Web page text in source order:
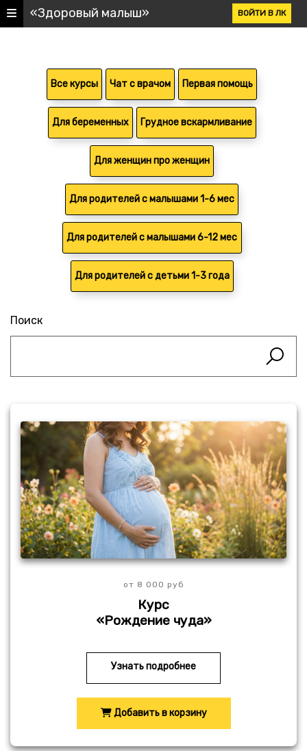
«Здоровый малыш» ВОЙТИ В ЛК
Все курсы Чат с врачом Первая помощь
Для беременных Грудное вскармливание
Для женщин про женщин
Для родителей с малышами 1-6 мес
Для родителей с малышами 6-12 мес
Для родителей с детьми 1-3 года
Поиск
от 8 000 руб
Курс
«Рождение чуда»
Узнать подробнее
Добавить в корзину